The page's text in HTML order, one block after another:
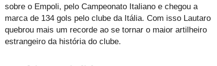
sobre o Empoli, pelo Campeonato Italiano e chegou a
marca de 134 gols pelo clube da Itália. Com isso Lautaro
quebrou mais um recorde ao se tornar o maior artilheiro
estrangeiro da história do clube.